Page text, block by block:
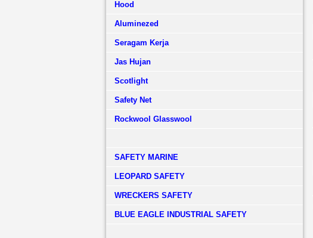
Hood
Aluminezed
Seragam Kerja
Jas Hujan
Scotlight
Safety Net
Rockwool Glasswool
SAFETY MARINE
LEOPARD SAFETY
WRECKERS SAFETY
BLUE EAGLE INDUSTRIAL SAFETY